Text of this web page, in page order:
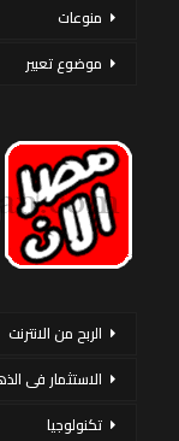
منوعات
موضوع تعبير
الربح من الانترنت
الاستثمار فى
تكنولوجيا